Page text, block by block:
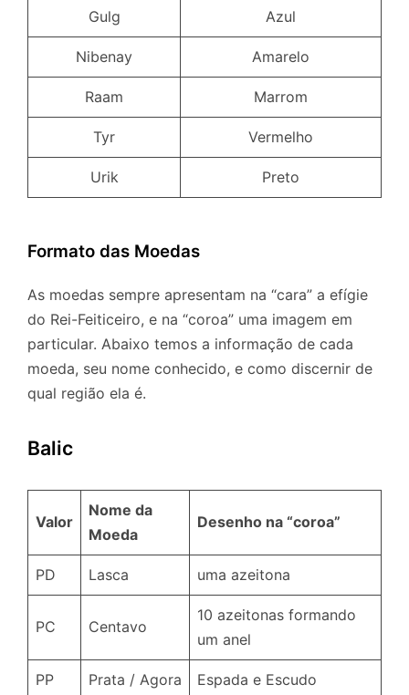
Gulg Azul
Nibenay Amarelo
Raam Marrom
Tyr Vermelho
Urik Preto
Formato das Moedas
As moedas sempre apresentam na “cara” a efígie
do Rei-Feiticeiro, e na “coroa” uma imagem em
particular. Abaixo temos a informação de cada
moeda, seu nome conhecido, e como discernir de
qual região ela é.
Balic
Valor
Nome da
Moeda
Desenho na “coroa”
PD Lasca uma azeitona
PC Centavo
10 azeitonas formando
um anel
PP Prata / Agora Espada e Escudo